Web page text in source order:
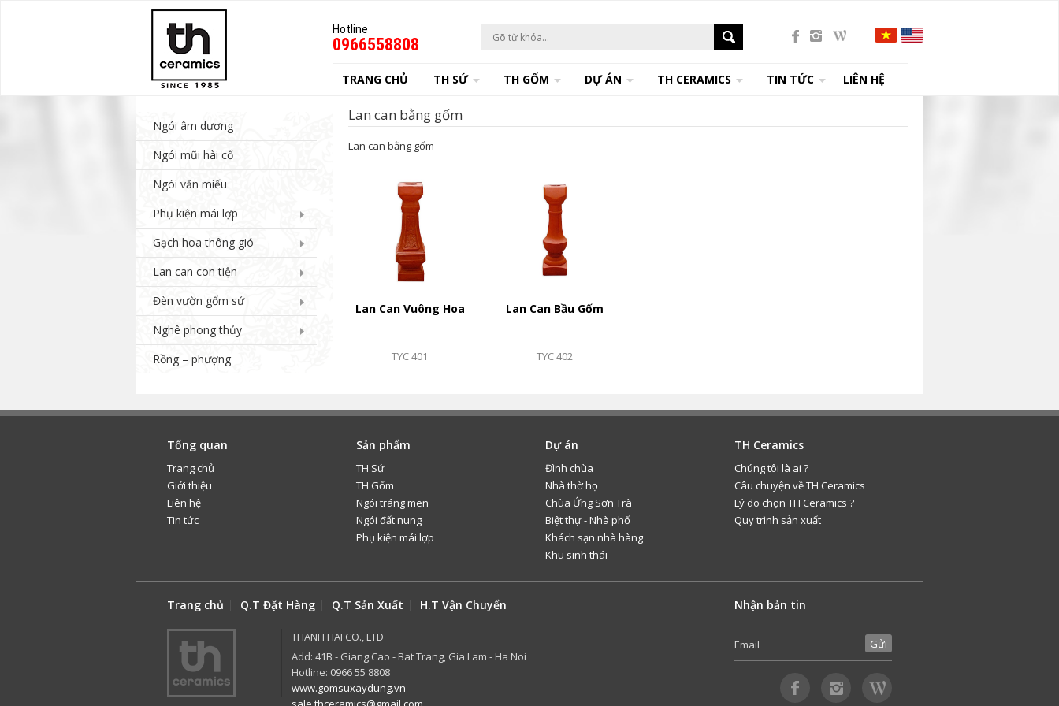
Hotline
0966558808
TRANG CHỦ TH SỨ TH GỐM DỰ ÁN TH CERAMICS TIN TỨC LIÊN HỆ
Ngói âm dương
Ngói mũi hài cổ
Ngói văn miếu
Phụ kiện mái lợp
Gạch hoa thông gió
Lan can con tiện
Đèn vườn gốm sứ
Nghê phong thủy
Rồng – phượng
Lan can bằng gốm
Lan can bằng gốm
Lan Can Vuông Hoa
TYC 401
Lan Can Bầu Gốm
TYC 402
Tổng quan
Trang chủ
Giới thiệu
Liên hệ
Tin tức
Sản phẩm
TH Sứ
TH Gốm
Ngói tráng men
Ngói đất nung
Phụ kiện mái lợp
Dự án
Đình chùa
Nhà thờ họ
Chùa Ứng Sơn Trà
Biệt thự - Nhà phố
Khách sạn nhà hàng
Khu sinh thái
TH Ceramics
Chúng tôi là ai ?
Câu chuyện về TH Ceramics
Lý do chọn TH Ceramics ?
Quy trình sản xuất
Trang chủ Q.T Đặt Hàng Q.T Sản Xuất H.T Vận Chuyển
THANH HAI CO., LTD
Add: 41B - Giang Cao - Bat Trang, Gia Lam - Ha Noi
Hotline: 0966 55 8808
www.gomsuxaydung.vn
Nhận bản tin